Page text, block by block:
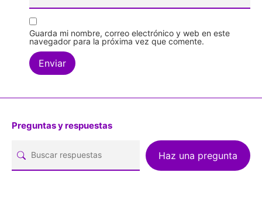
Guarda mi nombre, correo electrónico y web en este
navegador para la próxima vez que comente.
Preguntas y respuestas
Haz una pregunta